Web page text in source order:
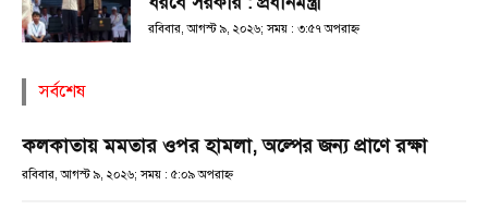
রবিবার, আগস্ট ৯, ২০২৬; সময় : ৩:৫৭ অপরাহ্ণ
সর্বশেষ
কলকাতায় মমতার ওপর হামলা, অল্পের জন্য প্রাণে রক্ষা
রবিবার, আগস্ট ৯, ২০২৬; সময় : ৫:০৯ অপরাহ্ণ